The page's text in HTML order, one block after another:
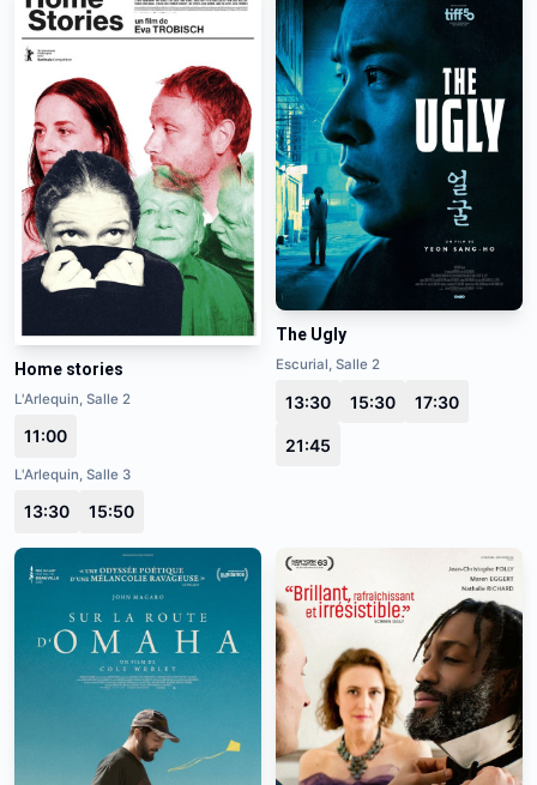
Home stories
L'Arlequin, Salle 2
11:00
L'Arlequin, Salle 3
13:30 15:50
The Ugly
Escurial, Salle 2
13:30 15:30 17:30
21:45